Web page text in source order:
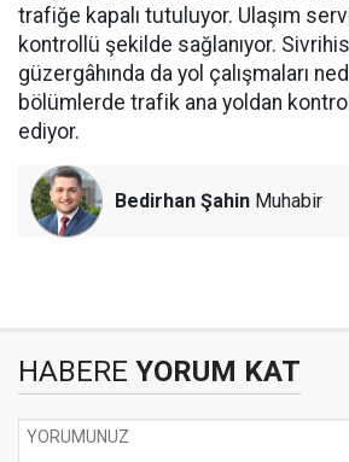
trafiğe kapalı tutuluyor. Ulaşım
kontrollü şekilde sağlanıyor.
güzergâhında da yol çalışmaları
bölümlerde trafik ana yoldan
ediyor.
Bedirhan Şahin Muhabir
HABERE YORUM KAT